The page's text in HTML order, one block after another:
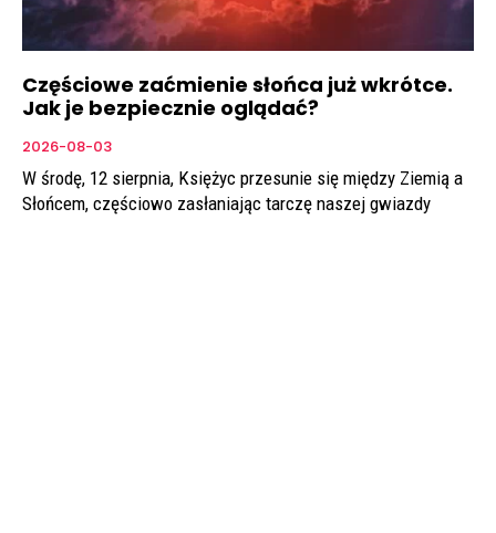
Częściowe zaćmienie słońca już wkrótce.
Jak je bezpiecznie oglądać?
2026-08-03
W środę, 12 sierpnia, Księżyc przesunie się między Ziemią a
Słońcem, częściowo zasłaniając tarczę naszej gwiazdy